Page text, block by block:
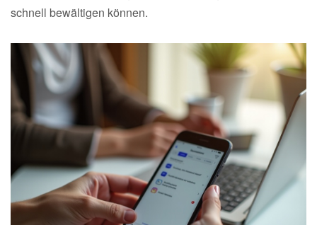
schnell bewältigen können.